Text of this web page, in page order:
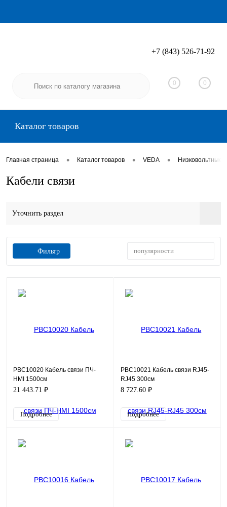
Вход Регистрация
+7 (843) 526-71-92
0 0
Каталог товаров
Главная страница • Каталог товаров • VEDA •
Кабели связи
Уточнить раздел
Фильтр популярности
PBC10020 Кабель связи ПЧ-
HMI 1500см
21 443.71 ₽
Подробнее
PBC10021 Кабель связи RJ45-
RJ45 300см
8 727.60 ₽
Подробнее